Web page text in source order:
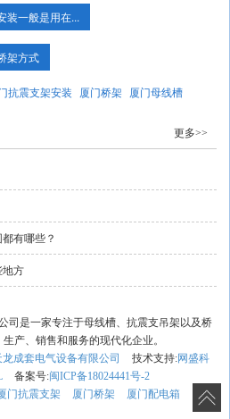
装一般是用在...
架方式
抗震支架安装 厦门桥架 厦门母线槽
更多>>
有哪些？
地方
司是一家专注于母线槽、抗震支吊架以及桥
产、销售和服务的现代化企业。
成套电气设备有限公司 技术支持:网盛科
备案号:闽ICP备18024441号-2
门抗震支架 厦门桥架 厦门配电箱